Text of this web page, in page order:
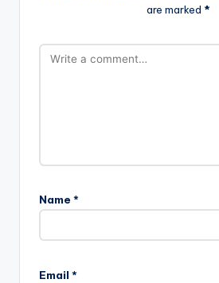
are marked *
Name *
Email *